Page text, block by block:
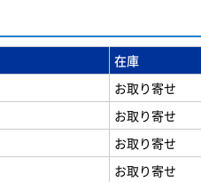
在庫
お取り寄せ
お取り寄せ
お取り寄せ
お取り寄せ